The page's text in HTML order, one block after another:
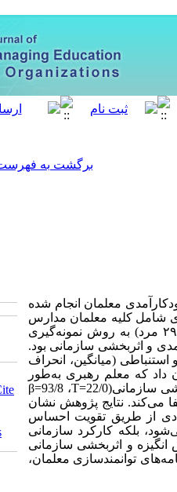
برگشت به
معلمان انجام شده
شامل کلیه معلمان مدارس
۲۹مرد) به روش نمونه‌گیری
و اثربخشی سازمانی بود.
از آمار توصیفی و استنباطی (میانگین، انحراف
داد که معلم رهبری به‌طور
β ، 93/8=T سازمانی(22/0=
می‌کند. نتایج پژوهش نشان
از طریق تقویت احساس
بلکه کارکرد سازمانی
انگیزه و اثربخشی سازمانی
توانمندسازی معلمان،